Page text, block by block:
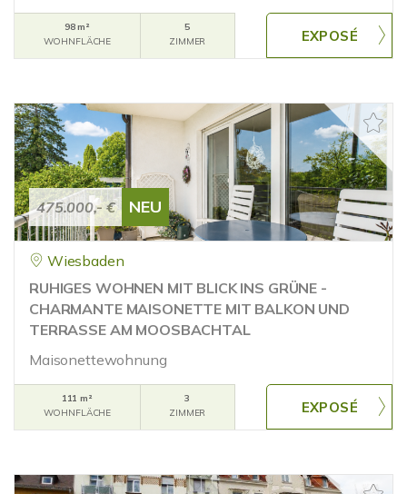
98 m²
WOHNFLÄCHE
5
ZIMMER
475.000,- € NEU
Wiesbaden
RUHIGES WOHNEN MIT BLICK INS GRÜNE -
CHARMANTE MAISONETTE MIT BALKON UND
TERRASSE AM MOOSBACHTAL
Maisonettewohnung
111 m²
WOHNFLÄCHE
3
ZIMMER